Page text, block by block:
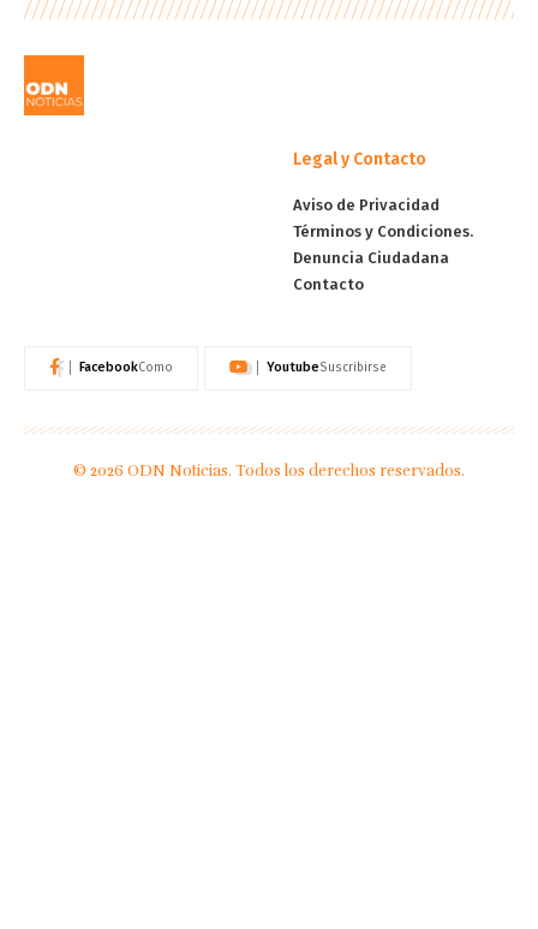
Legal y Contacto
Aviso de Privacidad
Términos y Condiciones.
Denuncia Ciudadana
Contacto
FacebookComo YoutubeSuscribirse
© 2026 ODN Noticias. Todos los derechos reservados.